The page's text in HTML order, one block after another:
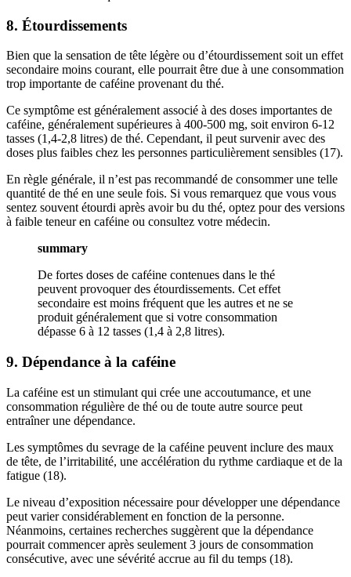
8. Étourdissements
Bien que la sensation de tête légère ou d’étourdissement soit un effet
secondaire moins courant, elle pourrait être due à une consommation
trop importante de caféine provenant du thé.
Ce symptôme est généralement associé à des doses importantes de
caféine, généralement supérieures à 400-500 mg, soit environ 6-12
tasses (1,4-2,8 litres) de thé. Cependant, il peut survenir avec des
doses plus faibles chez les personnes particulièrement sensibles (17).
En règle générale, il n’est pas recommandé de consommer une telle
quantité de thé en une seule fois. Si vous remarquez que vous vous
sentez souvent étourdi après avoir bu du thé, optez pour des versions
à faible teneur en caféine ou consultez votre médecin.
summary
De fortes doses de caféine contenues dans le thé
peuvent provoquer des étourdissements. Cet effet
secondaire est moins fréquent que les autres et ne se
produit généralement que si votre consommation
dépasse 6 à 12 tasses (1,4 à 2,8 litres).
9. Dépendance à la caféine
La caféine est un stimulant qui crée une accoutumance, et une
consommation régulière de thé ou de toute autre source peut
entraîner une dépendance.
Les symptômes du sevrage de la caféine peuvent inclure des maux
de tête, de l’irritabilité, une accélération du rythme cardiaque et de la
fatigue (18).
Le niveau d’exposition nécessaire pour développer une dépendance
peut varier considérablement en fonction de la personne.
Néanmoins, certaines recherches suggèrent que la dépendance
pourrait commencer après seulement 3 jours de consommation
consécutive, avec une sévérité accrue au fil du temps (18).